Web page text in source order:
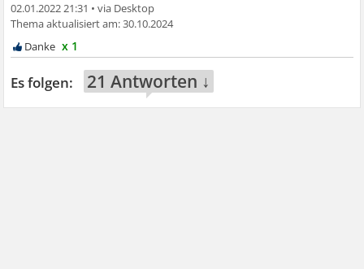
02.01.2022 21:31 •
30.10.2024
x 1
21 Antworten ↓